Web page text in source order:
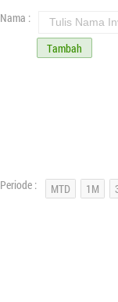
Nama : Tulis Nama
Tambah
Periode :